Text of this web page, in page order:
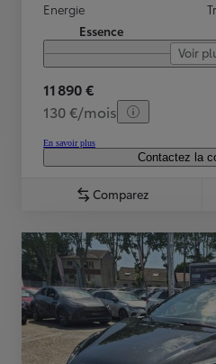
Energie
Essence
Voir
11 890 €
130 €/mois
En savoir plus
Contactez la
Comparez